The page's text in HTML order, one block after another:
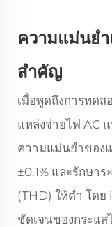
ความแม่นยำ
สำคัญ
เมื่อพูดถึงการทด
แหล่งจ่ายไฟ AC
ความแม่นยำของ
±0.1% และรักษา
(THD) ให้ต่ำ โดย
ชัดเจนของกระแ